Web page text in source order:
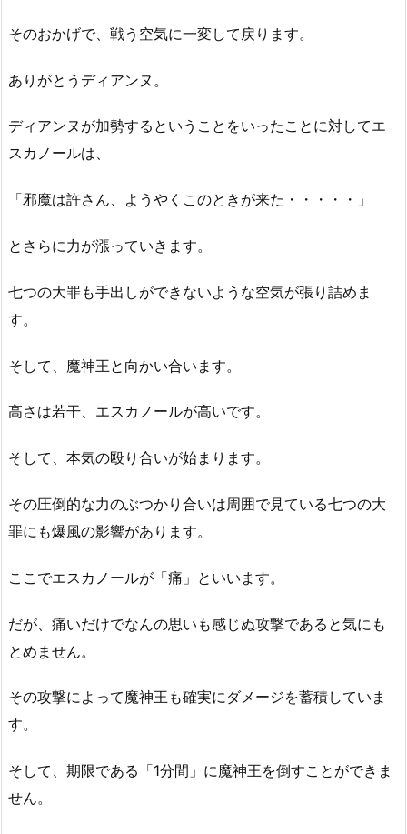
そのおかげで、戦う空気に一変して戻ります。
ありがとうディアンヌ。
ディアンヌが加勢するということをいったことに対してエ
スカノールは、
「邪魔は許さん、ようやくこのときが来た・・・・・」
とさらに力が漲っていきます。
七つの大罪も手出しができないような空気が張り詰めま
す。
そして、魔神王と向かい合います。
高さは若干、エスカノールが高いです。
そして、本気の殴り合いが始まります。
その圧倒的な力のぶつかり合いは周囲で見ている七つの大
罪にも爆風の影響があります。
ここでエスカノールが「痛」といいます。
だが、痛いだけでなんの思いも感じぬ攻撃であると気にも
とめません。
その攻撃によって魔神王も確実にダメージを蓄積していま
す。
そして、期限である「1分間」に魔神王を倒すことができま
せん。